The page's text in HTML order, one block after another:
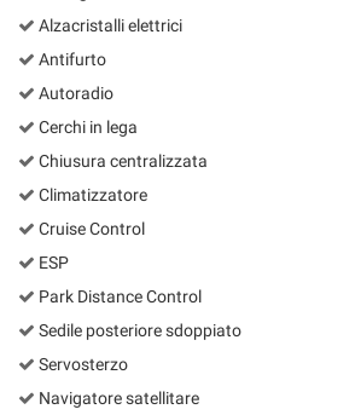
Alzacristalli elettrici
Antifurto
Autoradio
Cerchi in lega
Chiusura centralizzata
Climatizzatore
Cruise Control
ESP
Park Distance Control
Sedile posteriore sdoppiato
Servosterzo
Navigatore satellitare